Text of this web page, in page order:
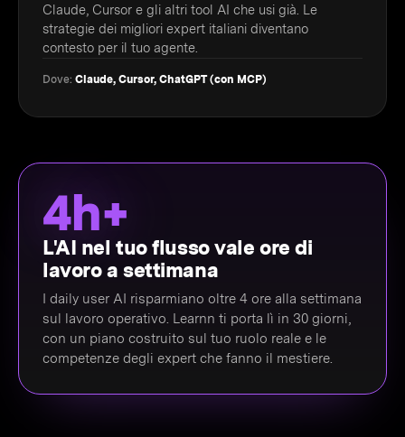
Claude, Cursor e gli altri tool AI che usi già. Le
strategie dei migliori expert italiani diventano
contesto per il tuo agente.
Dove: Claude, Cursor, ChatGPT (con MCP)
4h+
L'AI nel tuo flusso vale ore di
lavoro a settimana
I daily user AI risparmiano oltre 4 ore alla settimana
sul lavoro operativo. Learnn ti porta lì in 30 giorni,
con un piano costruito sul tuo ruolo reale e le
competenze degli expert che fanno il mestiere.